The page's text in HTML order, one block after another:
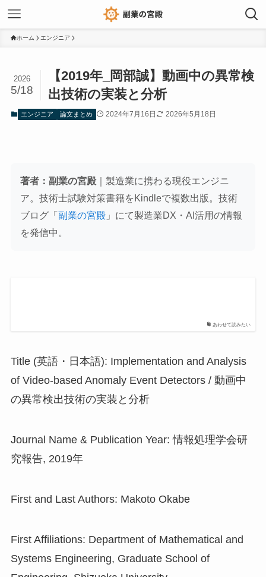
ホーム エンジニア
【2019年_岡部誠】動画中の異常検
出技術の実装と分析
2026
5/18
エンジニア 論文まとめ 2024年7月16日 2026年5月18日
著者：副業の宮殿｜製造業に携わる現役エンジニ
ア。技術士試験対策書籍をKindleで複数出版。技術
ブログ「副業の宮殿 」にて製造業DX・AI活用の情報
を発信中。
あわせて読みたい
Title (英語・日本語): Implementation and Analysis
of Video-based Anomaly Event Detectors / 動画中
の異常検出技術の実装と分析
Journal Name & Publication Year: 情報処理学会研
究報告, 2019年
First and Last Authors: Makoto Okabe
First Affiliations: Department of Mathematical and
Systems Engineering, Graduate School of